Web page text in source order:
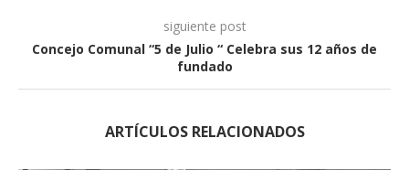
siguiente post
Concejo Comunal “5 de Julio “ Celebra sus 12 años de
fundado
ARTÍCULOS RELACIONADOS